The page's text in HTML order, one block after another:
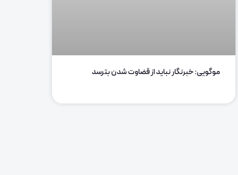
موگویی: خبرنگار نباید از قضاوت شدن بترسد